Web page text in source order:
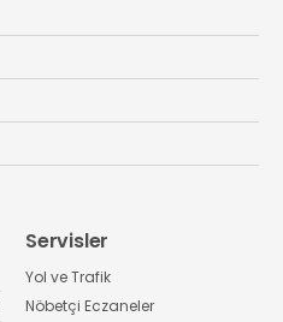
Servisler
Yol ve Trafik
Nöbetçi Eczaneler